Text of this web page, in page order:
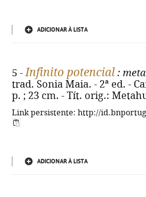
ADICIONAR À LISTA
5 -Infinito potencial :
trad. Sonia Maia. - 2ª ed. -
p. ; 23 cm. - Tít. orig.:
Link persistente: http://
ADICIONAR À LISTA